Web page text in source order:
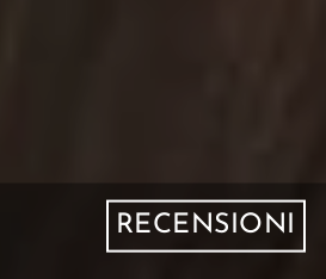
RECENSIONI